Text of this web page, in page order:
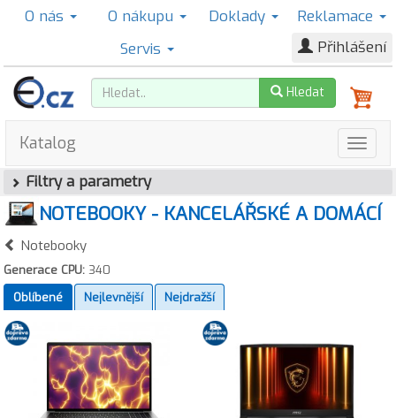
O nás O nákupu Doklady
Reklamace
Servis
Přihlášení
Hledat
Katalog
Filtry a parametry
NOTEBOOKY - KANCELÁŘSKÉ A DOMÁCÍ
Notebooky
Generace CPU: 340
Oblíbené
Nejlevnější Nejdražší